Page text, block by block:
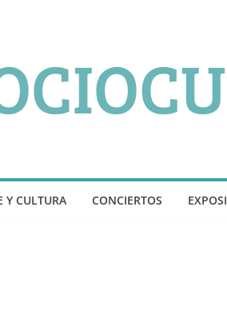
Y CULTURA CONCIERTOS